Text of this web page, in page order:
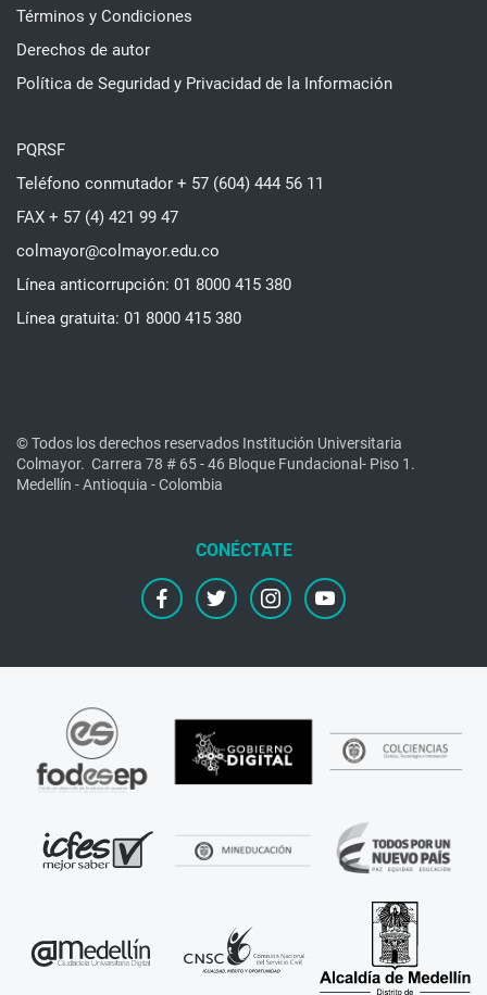
Términos y Condiciones
Derechos de autor
Política de Seguridad y Privacidad de la Información
PQRSF
Teléfono conmutador + 57 (604) 444 56 11
FAX + 57 (4) 421 99 47
colmayor@colmayor.edu.co
Línea anticorrupción: 01 8000 415 380
Línea gratuita: 01 8000 415 380
© Todos los derechos reservados Institución Universitaria
Colmayor. Carrera 78 # 65 - 46 Bloque Fundacional- Piso 1.
Medellín - Antioquia - Colombia